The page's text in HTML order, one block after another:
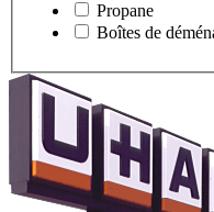
Propane
Boîtes de